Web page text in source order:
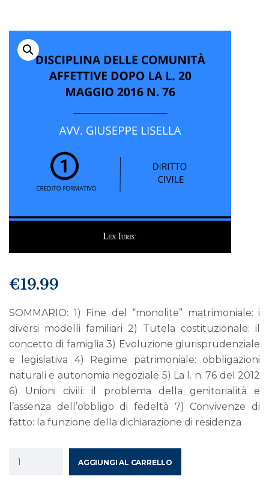
€19.99
SOMMARIO: 1) Fine del “monolite” matrimoniale: i
diversi modelli familiari 2) Tutela costituzionale: il
concetto di famiglia 3) Evoluzione giurisprudenziale
e legislativa 4) Regime patrimoniale: obbligazioni
naturali e autonomia negoziale 5) La l. n. 76 del 2012
6) Unioni civili: il problema della genitorialità e
l’assenza dell’obbligo di fedeltà 7) Convivenze di
fatto: la funzione della dichiarazione di residenza
AGGIUNGI AL CARRELLO